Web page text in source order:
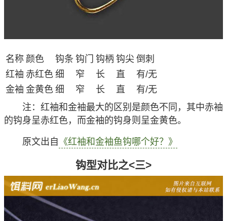
名称 颜色 钩条 钩门 钩柄 钩尖 倒刺
红袖 赤红色 细 窄 长 直
有/无
金袖 金黄色 细 窄 长 直
有/无
注 ：红袖和金袖最大的区别是颜色不同，其中赤袖
的钩身呈赤红色，而金袖的钩身则呈金黄色。
原文出自 《红袖和金袖鱼钩哪个好？》
钩型对比之<三>